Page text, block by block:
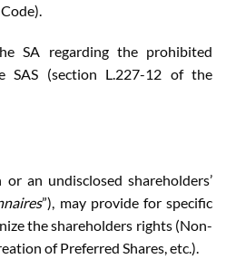
SA regarding the prohibited
SAS (section L.227-12 of the
an undisclosed shareholders’
”), may provide for specific
the shareholders rights (Non-
of Preferred Shares, etc.).